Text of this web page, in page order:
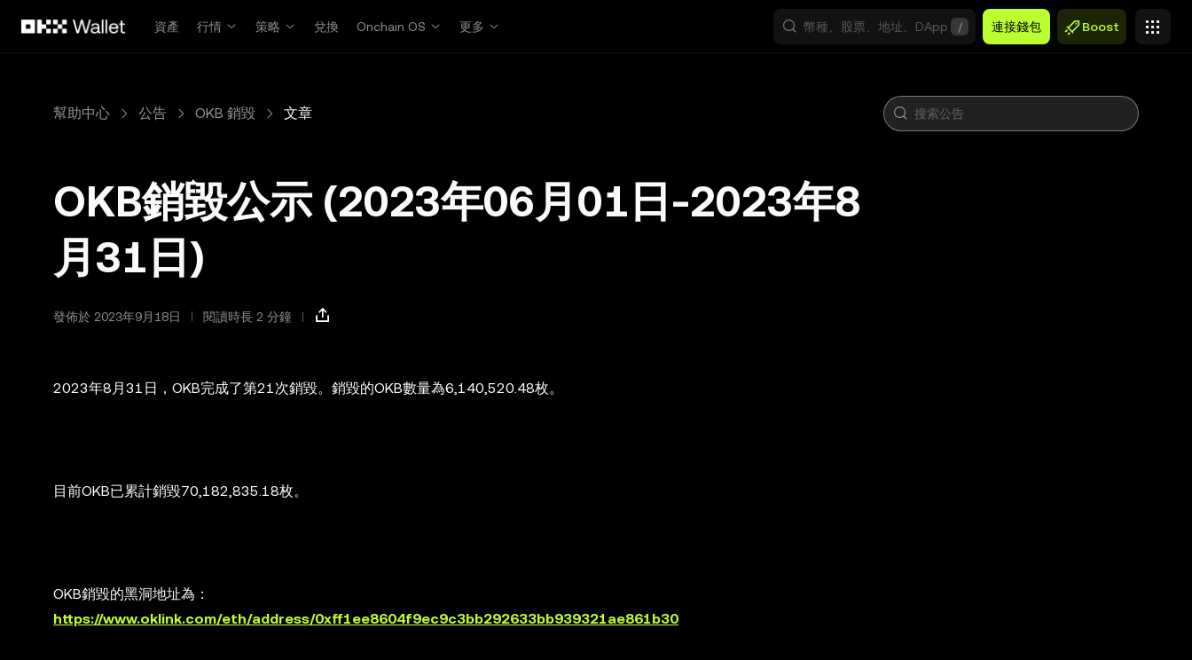
資產
行情 策略 兌換 Onchain OS 更多 / 連接錢包 Boost
幫助中心 公告 OKB 銷毀 文章
OKB銷毀公示 (2023年06月01日-2023年8
月31日)
發佈於 2023年9月18日 閱讀時長 2 分鐘
2023年8月31日，OKB完成了第21次銷毀。銷毀的OKB數量為6,140,520.48枚。
目前OKB已累計銷毀70,182,835.18枚。
OKB銷毀的黑洞地址為：
https://www.oklink.com/eth/address/0xff1ee8604f9ec9c3bb292633bb939321ae861b30